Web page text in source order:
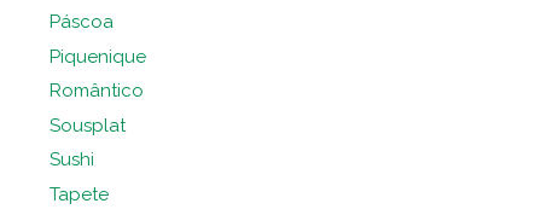
Páscoa
Piquenique
Romântico
Sousplat
Sushi
Tapete